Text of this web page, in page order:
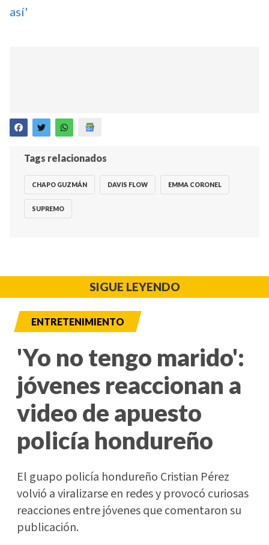
así'
Tags relacionados
CHAPO GUZMÁN DAVIS FLOW EMMA CORONEL
SUPREMO
SIGUE LEYENDO
ENTRETENIMIENTO
'Yo no tengo marido':
jóvenes reaccionan a
video de apuesto
policía hondureño
El guapo policía hondureño Cristian Pérez
volvió a viralizarse en redes y provocó curiosas
reacciones entre jóvenes que comentaron su
publicación.